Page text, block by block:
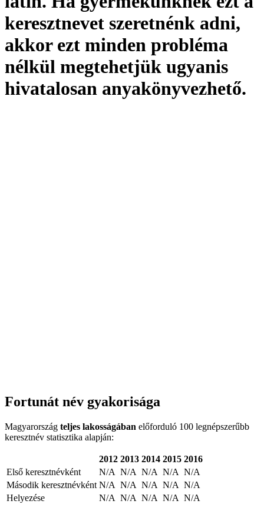
keresztnevet szeretnénk adni,
akkor ezt minden probléma
nélkül megtehetjük ugyanis
hivatalosan anyakönyvezhető.
Fortunát név gyakorisága
Magyarország teljes lakosságában előforduló 100 legnépszerűbb
keresztnév statisztika alapján:
2012 2013 2014 2015 2016
Első keresztnévként
N/A N/A N/A N/A N/A
Második keresztnévként N/A N/A N/A N/A N/A
Helyezése
N/A N/A N/A N/A N/A